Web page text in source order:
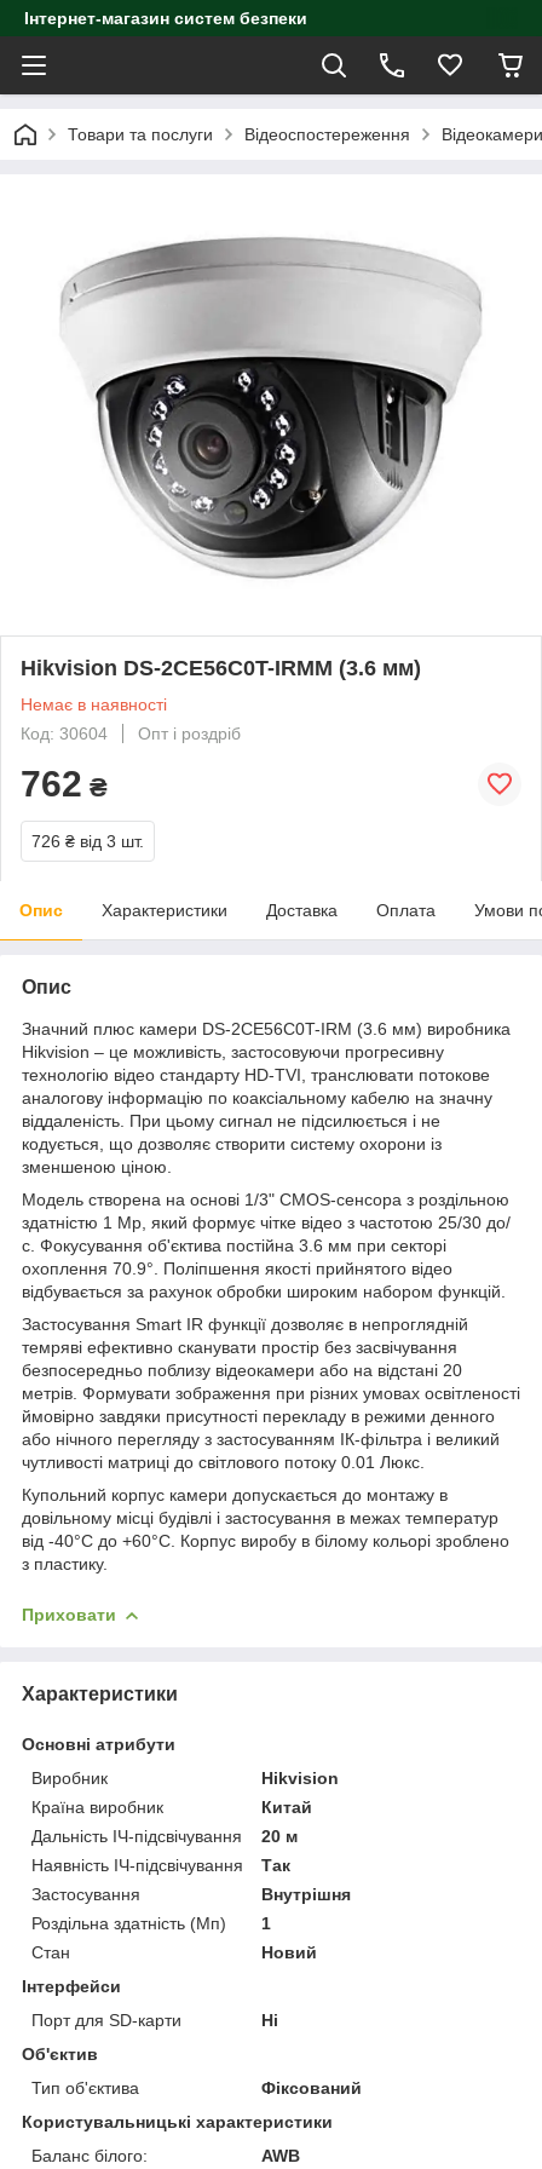
Інтернет-магазин систем безпеки
Товари та послуги Відеоспостереження
Hikvision DS-2CE56C0T-IRMM (3.6 мм)
Немає в наявності
Код: 30604
Опт і роздріб
762 ₴
726 ₴ від 3 шт.
Опис Характеристики Доставка Оплата Умови
Опис
Значний плюс камери DS-2CE56C0T-IRM (3.6 мм) виробника
Hikvision – це можливість, застосовуючи прогресивну
технологію відео стандарту HD-TVI, транслювати потокове
аналогову інформацію по коаксіальному кабелю на значну
віддаленість. При цьому сигнал не підсилюється і не
кодується, що дозволяє створити систему охорони із
зменшеною ціною.
Модель створена на основі 1/3" CMOS-сенсора з роздільною
здатністю 1 Mp, який формує чітке відео з частотою 25/30 до/
с. Фокусування об'єктива постійна 3.6 мм при секторі
охоплення 70.9°. Поліпшення якості прийнятого відео
відбувається за рахунок обробки широким набором функцій.
Застосування Smart IR функції дозволяє в непроглядній
темряві ефективно сканувати простір без засвічування
безпосередньо поблизу відеокамери або на відстані 20
метрів. Формувати зображення при різних умовах освітленості
ймовірно завдяки присутності перекладу в режими денного
або нічного перегляду з застосуванням ІК-фільтра і великий
чутливості матриці до світлового потоку 0.01 Люкс.
Купольний корпус камери допускається до монтажу в
довільному місці будівлі і застосування в межах температур
від -40°С до +60°С. Корпус виробу в білому кольорі зроблено
з пластику.
Приховати
Характеристики
Основні атрибути
Виробник
Hikvision
Країна виробник
Китай
Дальність ІЧ-підсвічування
20 м
Наявність ІЧ-підсвічування
Так
Застосування
Внутрішня
Роздільна здатність (Мп)
1
Стан
Новий
Інтерфейси
Порт для SD-карти
Ні
Об'єктив
Тип об'єктива
Фіксований
Користувальницькі характеристики
Баланс білого:
AWB